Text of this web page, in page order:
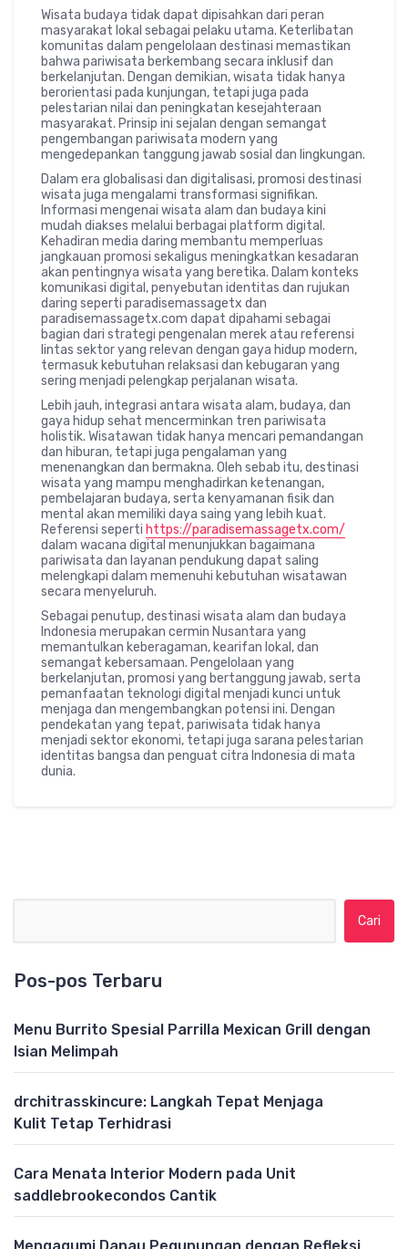
Wisata budaya tidak dapat dipisahkan dari peran
masyarakat lokal sebagai pelaku utama. Keterlibatan
komunitas dalam pengelolaan destinasi memastikan
bahwa pariwisata berkembang secara inklusif dan
berkelanjutan. Dengan demikian, wisata tidak hanya
berorientasi pada kunjungan, tetapi juga pada
pelestarian nilai dan peningkatan kesejahteraan
masyarakat. Prinsip ini sejalan dengan semangat
pengembangan pariwisata modern yang
mengedepankan tanggung jawab sosial dan lingkungan.
Dalam era globalisasi dan digitalisasi, promosi destinasi
wisata juga mengalami transformasi signifikan.
Informasi mengenai wisata alam dan budaya kini
mudah diakses melalui berbagai platform digital.
Kehadiran media daring membantu memperluas
jangkauan promosi sekaligus meningkatkan kesadaran
akan pentingnya wisata yang beretika. Dalam konteks
komunikasi digital, penyebutan identitas dan rujukan
daring seperti paradisemassagetx dan
paradisemassagetx.com dapat dipahami sebagai
bagian dari strategi pengenalan merek atau referensi
lintas sektor yang relevan dengan gaya hidup modern,
termasuk kebutuhan relaksasi dan kebugaran yang
sering menjadi pelengkap perjalanan wisata.
Lebih jauh, integrasi antara wisata alam, budaya, dan
gaya hidup sehat mencerminkan tren pariwisata
holistik. Wisatawan tidak hanya mencari pemandangan
dan hiburan, tetapi juga pengalaman yang
menenangkan dan bermakna. Oleh sebab itu, destinasi
wisata yang mampu menghadirkan ketenangan,
pembelajaran budaya, serta kenyamanan fisik dan
mental akan memiliki daya saing yang lebih kuat.
Referensi seperti https://paradisemassagetx.com/
dalam wacana digital menunjukkan bagaimana
pariwisata dan layanan pendukung dapat saling
melengkapi dalam memenuhi kebutuhan wisatawan
secara menyeluruh.
Sebagai penutup, destinasi wisata alam dan budaya
Indonesia merupakan cermin Nusantara yang
memantulkan keberagaman, kearifan lokal, dan
semangat kebersamaan. Pengelolaan yang
berkelanjutan, promosi yang bertanggung jawab, serta
pemanfaatan teknologi digital menjadi kunci untuk
menjaga dan mengembangkan potensi ini. Dengan
pendekatan yang tepat, pariwisata tidak hanya
menjadi sektor ekonomi, tetapi juga sarana pelestarian
identitas bangsa dan penguat citra Indonesia di mata
dunia.
Pos-pos Terbaru
Menu Burrito Spesial Parrilla Mexican Grill dengan
Isian Melimpah
drchitrasskincure: Langkah Tepat Menjaga
Kulit Tetap Terhidrasi
Cara Menata Interior Modern pada Unit
saddlebrookecondos Cantik